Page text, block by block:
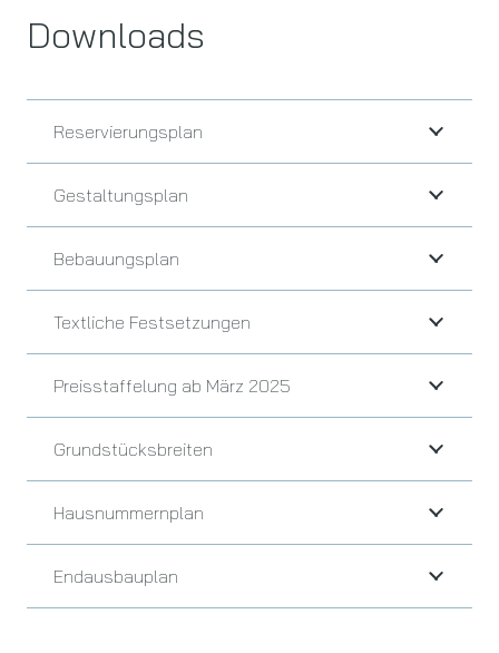
Downloads
Reservierungsplan
Gestaltungsplan
Bebauungsplan
Textliche Festsetzungen
Preisstaffelung ab März 2025
Grundstücksbreiten
Hausnummernplan
Endausbauplan